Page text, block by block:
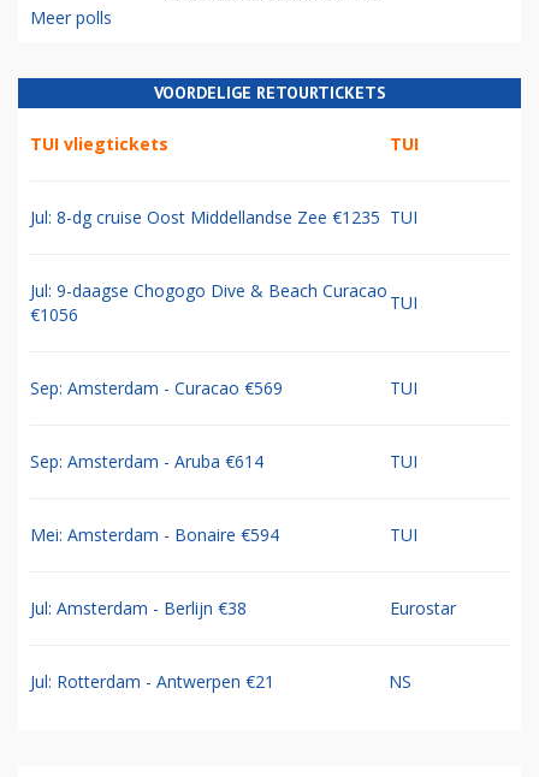
Meer polls
VOORDELIGE RETOURTICKETS
TUI vliegtickets TUI
Jul: 8-dg cruise Oost Middellandse Zee €1235 TUI
Jul: 9-daagse Chogogo Dive & Beach Curacao
€1056
TUI
Sep: Amsterdam - Curacao €569 TUI
Sep: Amsterdam - Aruba €614 TUI
Mei: Amsterdam - Bonaire €594 TUI
Jul: Amsterdam - Berlijn €38 Eurostar
Jul: Rotterdam - Antwerpen €21 NS